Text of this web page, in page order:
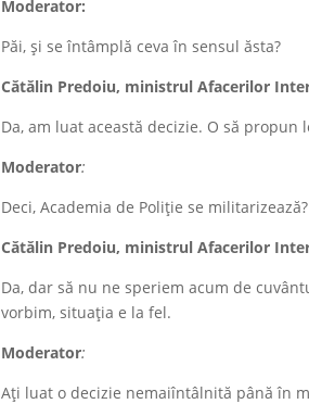
Moderator:
Păi, și se întâmplă ceva în sensul ăsta?
Cătălin Predoiu, ministrul Afacerilor
Da, am luat această decizie. O să
Moderator:
Deci, Academia de Poliţie se militarizează?
Cătălin Predoiu, ministrul Afacerilor
Da, dar să nu ne speriem acum de
vorbim, situația e la fel.
Moderator:
Ați luat o decizie nemaiîntâlnită până în